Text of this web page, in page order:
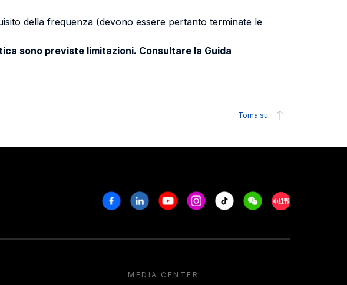
della frequenza (devono essere pertanto terminate le
sono previste limitazioni. Consultare la Guida
Torna su
FacebookLinkedinYoutubeInstagram
Tiktok WeechatXiaohongshu/
MEDIA CENTER